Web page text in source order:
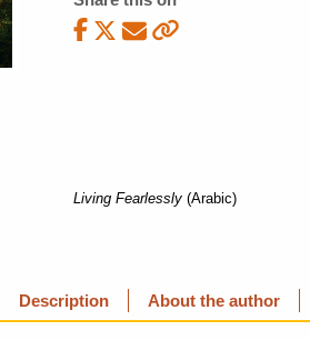
Living Fearlessly (Arabic)
Description About the author